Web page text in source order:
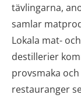
tävlingarna,
samlar
Lokala mat-
destillerier
provsmaka
restauranger